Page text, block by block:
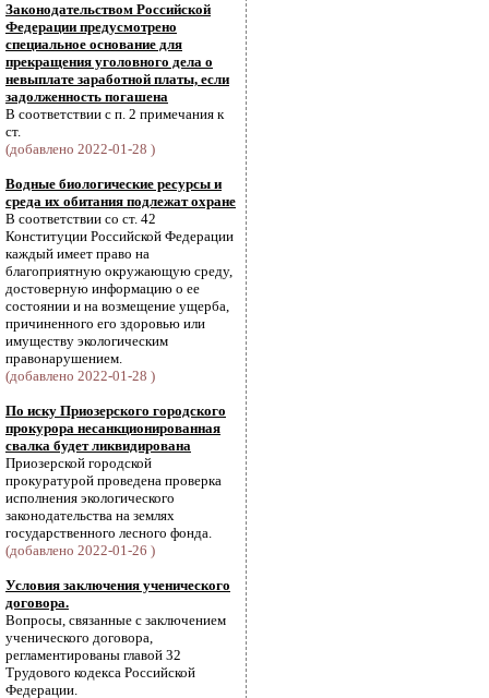
Законодательством Российской
Федерации предусмотрено
специальное основание для
прекращения уголовного дела о
невыплате заработной платы, если
задолженность погашена
В соответствии с п. 2 примечания к
ст.
(добавлено 2022-01-28 )
Водные биологические ресурсы и
среда их обитания подлежат охране
В соответствии со ст. 42
Конституции Российской Федерации
каждый имеет право на
благоприятную окружающую среду,
достоверную информацию о ее
состоянии и на возмещение ущерба,
причиненного его здоровью или
имуществу экологическим
правонарушением.
(добавлено 2022-01-28 )
По иску Приозерского городского
прокурора несанкционированная
свалка будет ликвидирована
Приозерской городской
прокуратурой проведена проверка
исполнения экологического
законодательства на землях
государственного лесного фонда.
(добавлено 2022-01-26 )
Условия заключения ученического
договора.
Вопросы, связанные с заключением
ученического договора,
регламентированы главой 32
Трудового кодекса Российской
Федерации.